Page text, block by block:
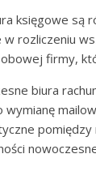
księgowe są
w rozliczeniu
firmy,
biura
wymianę